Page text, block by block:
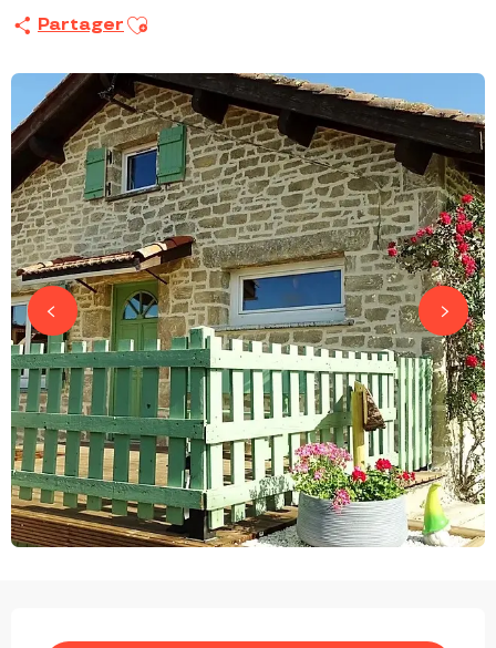
Partager Ajouter aux favoris
OUVERTURE ET COORDONNÉES